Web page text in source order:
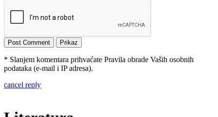
* Slanjem komentara prihvaćate Pravila obrade Vaših osobnih
podataka (e-mail i IP adresa).
cancel reply